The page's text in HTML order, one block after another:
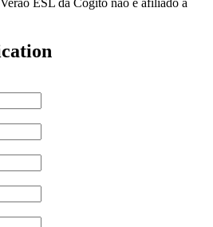
ESL da Cogito não é afiliado à